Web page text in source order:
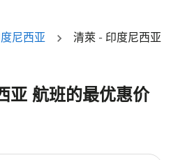
尼西亚 清萊 - 印度尼西亚
亚 航班的最优惠价